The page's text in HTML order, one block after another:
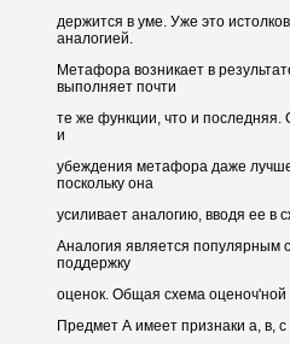
держится в уме. Уже это
аналогией.
Метафора возникает в
выполняет почти
те же функции, что и последняя.
и
убеждения метафора даже
поскольку она
усиливает аналогию, вводя ее в
Аналогия является популярным
поддержку
оценок. Общая схема оценоч'ной
Предмет А имеет признаки а, в,